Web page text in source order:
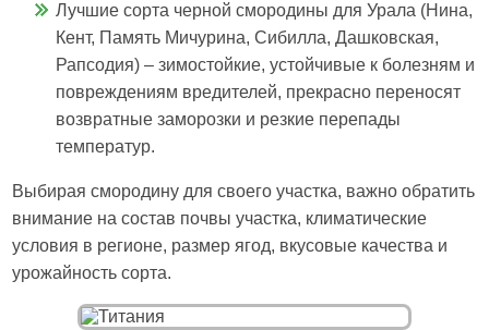
Лучшие сорта черной смородины для Урала (Нина,
Кент, Память Мичурина, Сибилла, Дашковская,
Рапсодия) – зимостойкие, устойчивые к болезням и
повреждениям вредителей, прекрасно переносят
возвратные заморозки и резкие перепады
температур.
Выбирая смородину для своего участка, важно обратить
внимание на состав почвы участка, климатические
условия в регионе, размер ягод, вкусовые качества и
урожайность сорта.